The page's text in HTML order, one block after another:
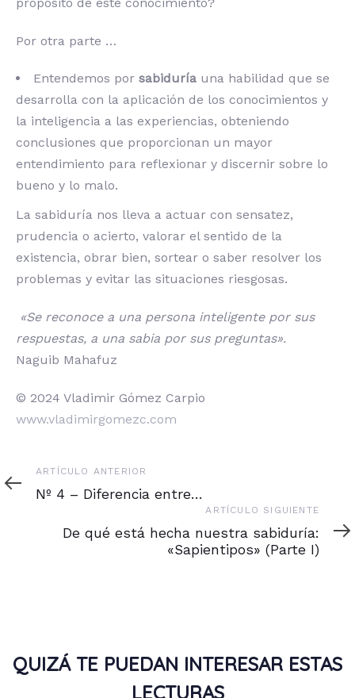
Por otra parte …
Entendemos por sabiduría una habilidad que se
desarrolla con la aplicación de los conocimientos y
la inteligencia a las experiencias, obteniendo
conclusiones que proporcionan un mayor
entendimiento para reflexionar y discernir sobre lo
bueno y lo malo.
La sabiduría nos lleva a actuar con sensatez,
prudencia o acierto, valorar el sentido de la
existencia, obrar bien, sortear o saber resolver los
problemas y evitar las situaciones riesgosas.
«Se reconoce a una persona inteligente por sus
respuestas, a una sabia por sus preguntas».
Naguib Mahafuz
© 2024 Vladimir Gómez Carpio
www.vladimirgomezc.com
Artículo
anterior
ARTÍCULO ANTERIOR
Nº 4 – Diferencia entre…
siguiente
ARTÍCULO SIGUIENTE
De qué está hecha nuestra sabiduría:
«Sapientipos» (Parte I)
QUIZÁ TE PUEDAN INTERESAR ESTAS
LECTURAS